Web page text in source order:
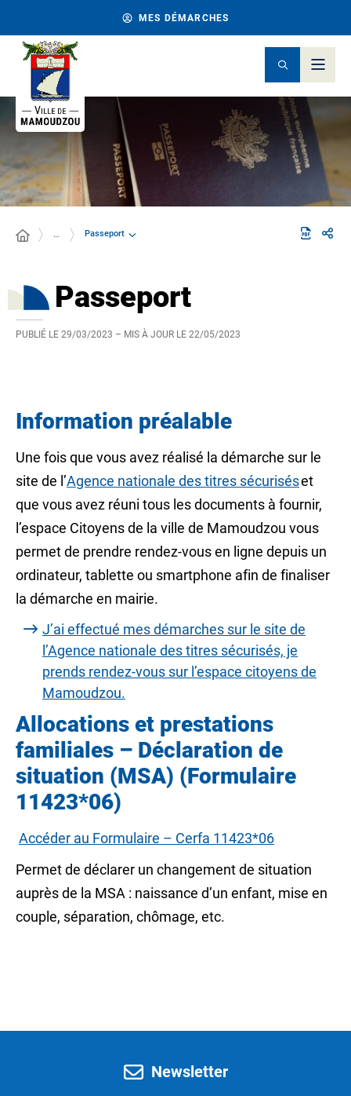
MES DÉMARCHES
… Passeport
Passeport
PUBLIÉ LE 29/03/2023 – MIS À JOUR LE 22/05/2023
Information préalable
Une fois que vous avez réalisé la démarche sur le
site de l’Agence nationale des titres sécuriséset
que vous avez réuni tous les documents à fournir,
l’espace Citoyens de la ville de Mamoudzou vous
permet de prendre rendez-vous en ligne depuis un
ordinateur, tablette ou smartphone afin de finaliser
la démarche en mairie.
J’ai effectué mes démarches sur le site de
l’Agence nationale des titres sécurisés, je
prends rendez-vous sur l’espace citoyens de
Mamoudzou.
Allocations et prestations
familiales – Déclaration de
situation (MSA) (Formulaire
11423*06)
Accéder au Formulaire – Cerfa 11423*06
Permet de déclarer un changement de situation
auprès de la MSA : naissance d’un enfant, mise en
couple, séparation, chômage, etc.
Newsletter